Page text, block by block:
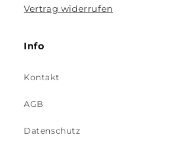
Vertrag widerrufen
Info
Kontakt
AGB
Datenschutz